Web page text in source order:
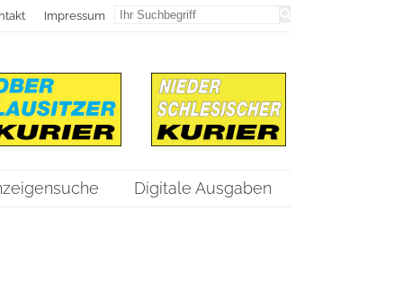
Impressum
Digitale Ausgaben